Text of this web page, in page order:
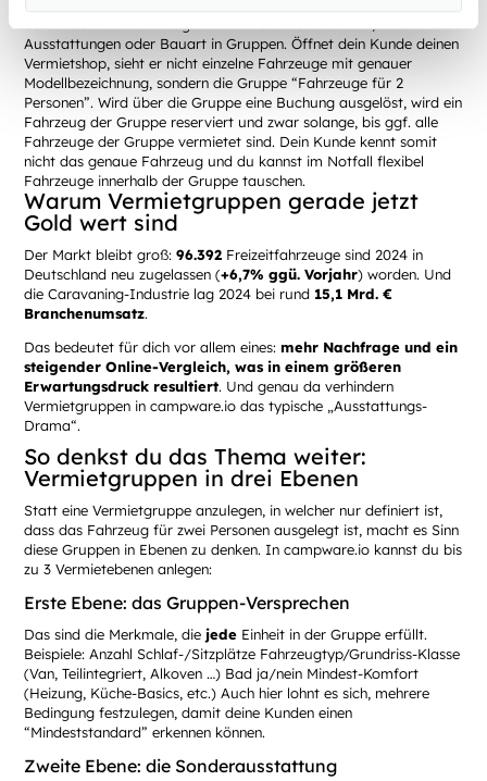
So bündelst du Fahrzeuge mit ähnlichen Grundrissen,
Ausstattungen oder Bauart in Gruppen. Öffnet dein Kunde deinen
Vermietshop, sieht er nicht einzelne Fahrzeuge mit genauer
Modellbezeichnung, sondern die Gruppe “Fahrzeuge für 2
Personen”. Wird über die Gruppe eine Buchung ausgelöst, wird ein
Fahrzeug der Gruppe reserviert und zwar solange, bis ggf. alle
Fahrzeuge der Gruppe vermietet sind. Dein Kunde kennt somit
nicht das genaue Fahrzeug und du kannst im Notfall flexibel
Fahrzeuge innerhalb der Gruppe tauschen.
Warum Vermietgruppen gerade jetzt
Gold wert sind
Der Markt bleibt groß:96.392 Freizeitfahrzeuge sind 2024 in
Deutschland neu zugelassen (+6,7% ggü. Vorjahr) worden. Und
die Caravaning-Industrie lag 2024 bei rund 15,1 Mrd. €
Branchenumsatz.
Das bedeutet für dich vor allem eines:mehr Nachfrage und ein
steigender Online-Vergleich, was in einem größeren
Erwartungsdruck resultiert. Und genau da verhindern
Vermietgruppen in campware.io das typische „Ausstattungs-
Drama“.
So denkst du das Thema weiter:
Vermietgruppen in drei Ebenen
Statt eine Vermietgruppe anzulegen, in welcher nur definiert ist,
dass das Fahrzeug für zwei Personen ausgelegt ist, macht es Sinn
diese Gruppen in Ebenen zu denken. In campware.io kannst du bis
zu 3 Vermietebenen anlegen:
Erste Ebene: das Gruppen-Versprechen
Das sind die Merkmale, die jede Einheit in der Gruppe erfüllt.
Beispiele: Anzahl Schlaf-/Sitzplätze Fahrzeugtyp/Grundriss-Klasse
(Van, Teilintegriert, Alkoven …) Bad ja/nein Mindest-Komfort
(Heizung, Küche-Basics, etc.) Auch hier lohnt es sich, mehrere
Bedingung festzulegen, damit deine Kunden einen
“Mindeststandard” erkennen können.
Zweite Ebene: die Sonderausstattung